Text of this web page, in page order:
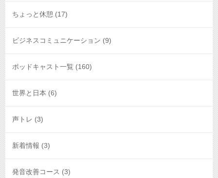
ちょっと休憩 (17)
ビジネスコミュニケーション (9)
ポッドキャスト一覧 (160)
世界と日本 (6)
声トレ (3)
新着情報 (3)
発音改善コース (3)